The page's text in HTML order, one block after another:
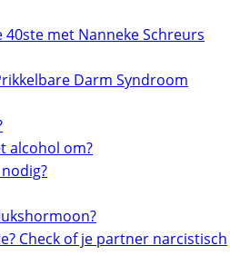
met Nanneke Schreurs
Darm Syndroom
alcohol om?
Check of je partner narcistisch